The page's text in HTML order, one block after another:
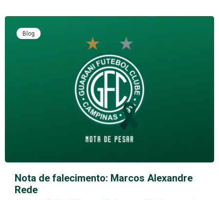
Blog
Nota de falecimento: Marcos Alexandre
Rede